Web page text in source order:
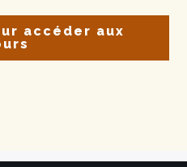
accéder aux